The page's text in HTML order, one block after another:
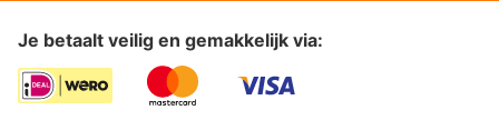
Je betaalt veilig en gemakkelijk via: